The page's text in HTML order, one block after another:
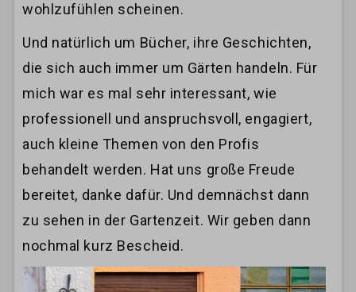
wohlzufühlen scheinen.
Und natürlich um Bücher, ihre Geschichten,
die sich auch immer um Gärten handeln. Für
mich war es mal sehr interessant, wie
professionell und anspruchsvoll, engagiert,
auch kleine Themen von den Profis
behandelt werden. Hat uns große Freude
bereitet, danke dafür. Und demnächst dann
zu sehen in der Gartenzeit. Wir geben dann
nochmal kurz Bescheid.